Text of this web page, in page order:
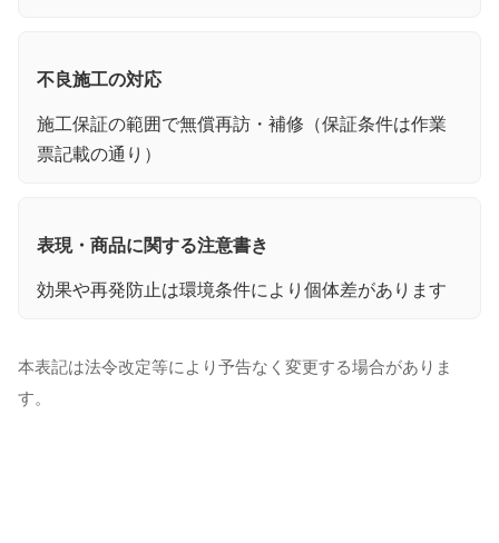
不良施工の対応
施工保証の範囲で無償再訪・補修（保証条件は作業
票記載の通り）
表現・商品に関する注意書き
効果や再発防止は環境条件により個体差があります
本表記は法令改定等により予告なく変更する場合がありま
す。